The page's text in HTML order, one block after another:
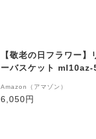
【敬老の日フラワー
ーバスケット
Amazon（アマゾン）
6,050円